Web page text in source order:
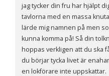
jag tycker din fru har hjälpt
tavlorna med en massa
lärde mig namnen på men
kunna komma på! Så din
hoppas verkligen att du ska
du börjar tycka livet är
en lokförare inte uppskattar.